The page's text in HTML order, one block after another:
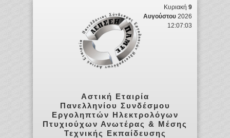
Κυριακή 9
Αυγούστου 2026
12:07:03
Αστική Εταιρία
Πανελληνίου Συνδέσμου
Εργοληπτών Ηλεκτρολόγων
Πτυχιούχων Ανωτέρας & Μέσης
Τεχνικής Εκπαίδευσης